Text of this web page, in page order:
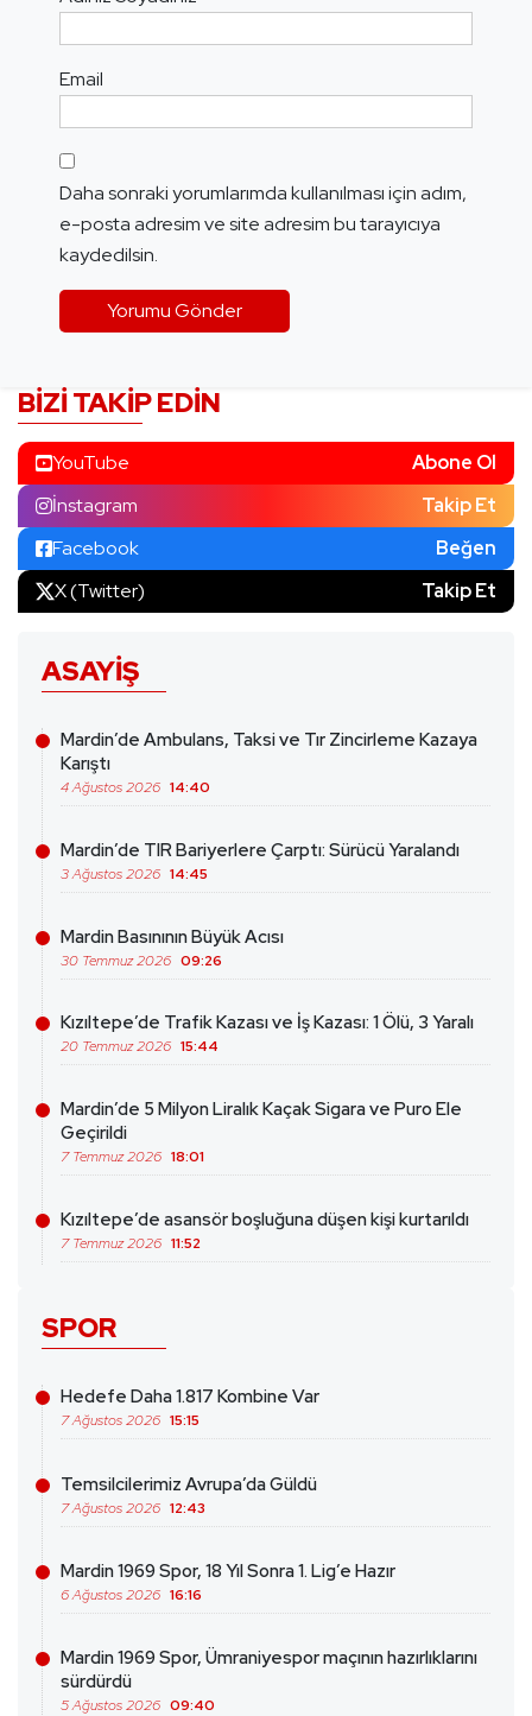
Email
Daha sonraki yorumlarımda kullanılması için adım,
e-posta adresim ve site adresim bu tarayıcıya
kaydedilsin.
BIZI TAKIP EDIN
YouTube
Abone Ol
İnstagram
Takip Et
Facebook
Beğen
X (Twitter)
Takip Et
ASAYIŞ
Mardin’de Ambulans, Taksi ve Tır Zincirleme Kazaya
Karıştı
4 Ağustos 2026 14:40
Mardin’de TIR Bariyerlere Çarptı: Sürücü Yaralandı
3 Ağustos 2026 14:45
Mardin Basınının Büyük Acısı
30 Temmuz 2026 09:26
Kızıltepe’de Trafik Kazası ve İş Kazası: 1 Ölü, 3 Yaralı
20 Temmuz 2026 15:44
Mardin’de 5 Milyon Liralık Kaçak Sigara ve Puro Ele
Geçirildi
7 Temmuz 2026 18:01
Kızıltepe’de asansör boşluğuna düşen kişi kurtarıldı
7 Temmuz 2026 11:52
SPOR
Hedefe Daha 1.817 Kombine Var
7 Ağustos 2026 15:15
Temsilcilerimiz Avrupa’da Güldü
7 Ağustos 2026 12:43
Mardin 1969 Spor, 18 Yıl Sonra 1. Lig’e Hazır
6 Ağustos 2026 16:16
Mardin 1969 Spor, Ümraniyespor maçının hazırlıklarını
sürdürdü
5 Ağustos 2026 09:40